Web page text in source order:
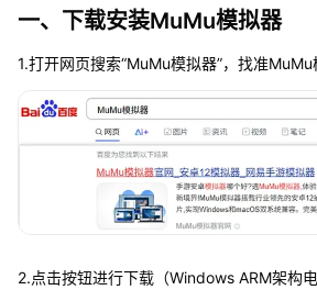
一、下载安装MuMu模拟器
1.打开网页搜索“MuMu模拟器”，找准MuMu
2.点击按钮进行下载（Windows ARM架构